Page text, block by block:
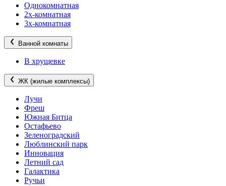
Однокомнатная
2х-комнатная
3х-комнатная
Ванной комнаты
В хрущевке
ЖК (жилые комплексы)
Лучи
Фреш
Южная Битца
Остафьево
Зеленоградский
Люблинский парк
Инновация
Летний сад
Галактика
Ручьи